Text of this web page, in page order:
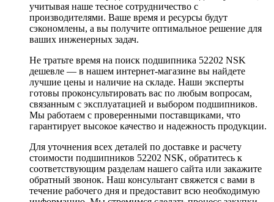
учитывая наше тесное сотрудничество с
производителями. Ваше время и ресурсы будут
сэкономлены, а вы получите оптимальное решение для
ваших инженерных задач.
Не тратьте время на поиск подшипника 52202 NSK
дешевле — в нашем интернет-магазине вы найдете
лучшие цены и наличие на складе. Наши эксперты
готовы проконсультировать вас по любым вопросам,
связанным с эксплуатацией и выбором подшипников.
Мы работаем с проверенными поставщиками, что
гарантирует высокое качество и надежность продукции.
Для уточнения всех деталей по доставке и расчету
стоимости подшипников 52202 NSK, обратитесь к
соответствующим разделам нашего сайта или закажите
обратный звонок. Наш консультант свяжется с вами в
течение рабочего дня и предоставит всю необходимую